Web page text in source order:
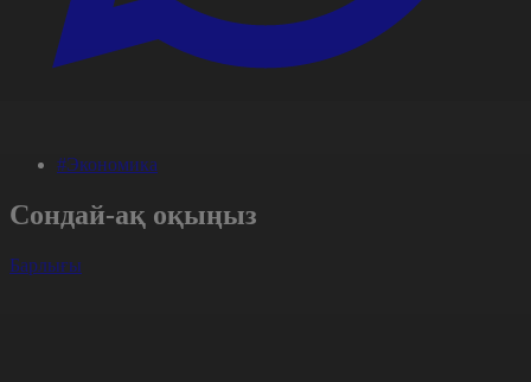
#Экономика
Сондай-ақ оқыңыз
Барлығы